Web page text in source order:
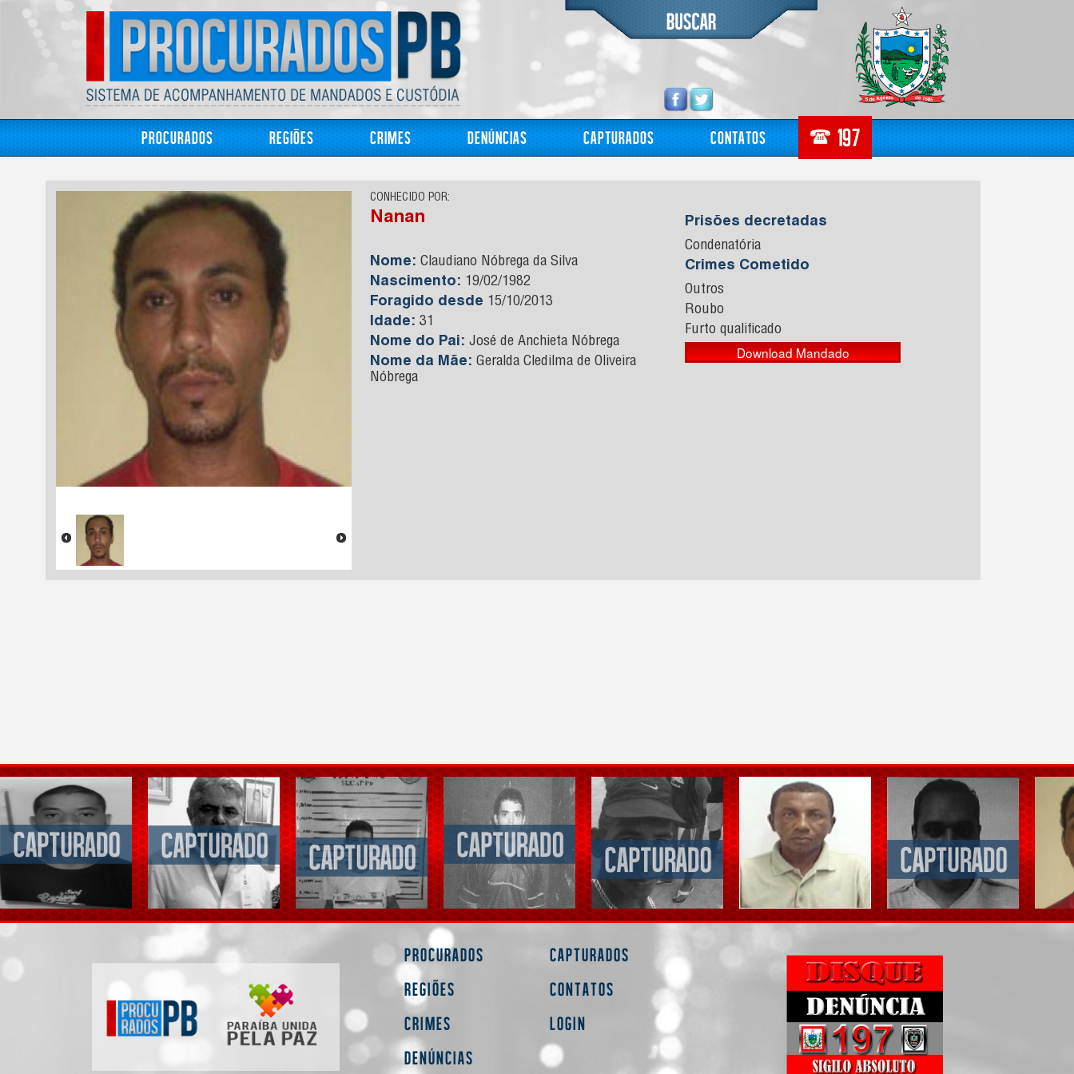
Procurados Regiões Crimes Denúncias Capturados Contatos
CONHECIDO POR:
Nanan
Nome: Claudiano Nóbrega da Silva
Nascimento: 19/02/1982
Foragido desde 15/10/2013
Idade: 31
Nome do Pai: José de Anchieta Nóbrega
Nome da Mãe: Geralda Cledilma de Oliveira
Nóbrega
Prisões decretadas
Condenatória
Crimes Cometido
Outros
Roubo
Furto qualificado
Download Mandado
Procurados
Regiões
Crimes
Denúncias
Capturados
Contatos
Login